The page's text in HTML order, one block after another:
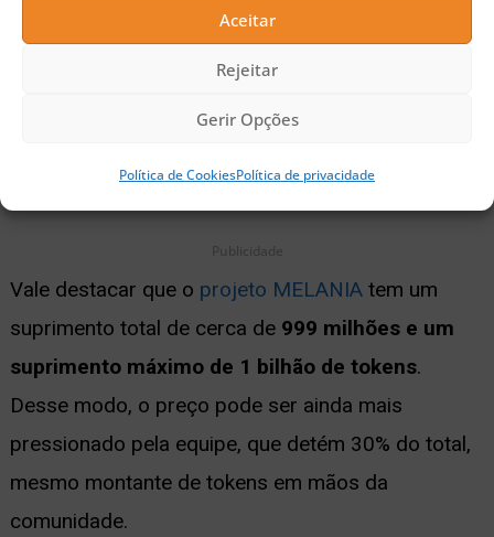
Aceitar
Rejeitar
Gerir Opções
Política de CookiesPolítica de privacidade
Investidores e analistas estão de olho em como a
equipe vai administrar essa etapa, já que
Publicidade
Vale destacar que o projeto MELANIAtem um
suprimento total de cerca de 999 milhões e um
suprimento máximo de 1 bilhão de tokens.
Desse modo, o preço pode ser ainda mais
pressionado pela equipe, que detém 30% do total,
mesmo montante de tokens em mãos da
comunidade.